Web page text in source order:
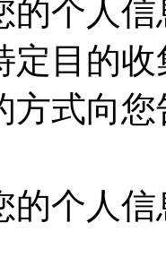
的个人
定目的
方式向
的个人